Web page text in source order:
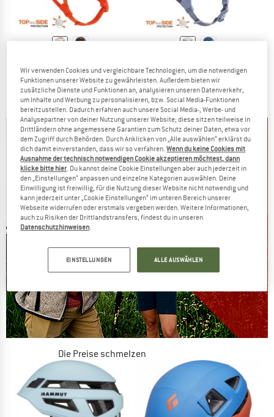
Sirocco
Kletterhelm
118,70 €
4,5(10)
Women's Borea
Kletterhelm
ab 61,70 €
4,0(12)
Die Preise schmelzen
JETZT BIS ZU 50% RABATT
ZUM SOMMER SALE
Wir verwenden Cookies und vergleichbare Technologien, um die notwendigen
Funktionen unserer Website zu gewährleisten. Außerdem bieten wir
zusätzliche Dienste und Funktionen an, analysieren unseren Datenverkehr,
um Inhalte und Werbung zu personalisieren, bzw. Social Media-Funktionen
bereitzustellen. Dadurch erfahren auch unsere Social Media-, Werbe- und
Analysepartner von deiner Nutzung unserer Website; diese sitzen teilweise in
Drittländern ohne angemessene Garantien zum Schutz deiner Daten, etwa vor
dem Zugriff durch Behörden. Durch Anklicken von „Alle auswählen“ erklärst du
dich damit einverstanden, dass wir so verfahren.Wenn du keine Cookies mit
Ausnahme der technisch notwendigen Cookie akzeptieren möchtest, dann
klicke bitte hier . Du kannst deine Cookie Einstellungen aber auch jederzeit in
den „Einstellungen“ anpassen und einzelne Kategorien auswählen. Deine
Einwilligung ist freiwillig, für die Nutzung dieser Website nicht notwendig und
kann jederzeit unter „Cookie Einstellungen“ im unteren Bereich unserer
Webseite widerrufen oder erstmals vergeben werden. Weitere Informationen,
auch zu Risiken der Drittlandstransfers, findest du in unseren
Datenschutzhinweisen
EINSTELLUNGEN ALLE AUSWÄHLEN